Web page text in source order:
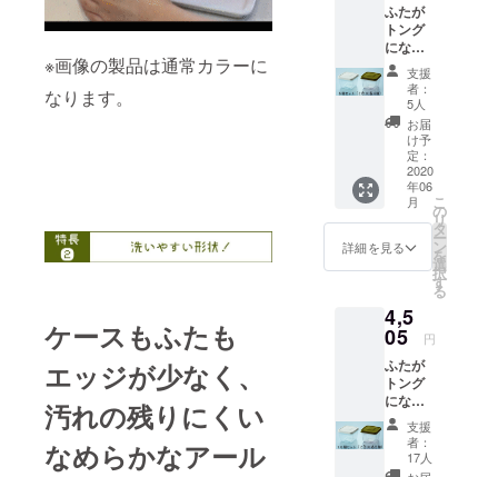
※画像の製品は通常カラーに
なります。
ケースもふたも
エッジが少なく、
汚れの残りにくい
なめらかなアール
ふたが
トング
になる
保存容
器
CAMPF
IRE限定
ラー 8
個セッ
支援
者：
5人
お届
け予
定：
2020
年06
月
詳細を見る
こ
の
リ
タ
ー
ン
を
選
択
す
る
4,5
05 円
ふたが
トング
になる
保存容
器
CAMPF
IRE限定
支援
者：
17人